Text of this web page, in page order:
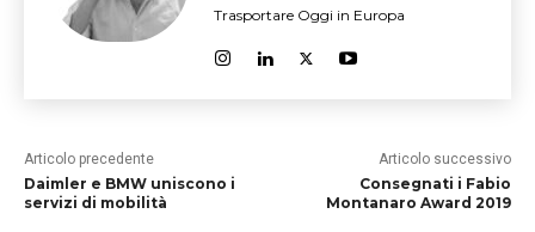
Trasportare Oggi in Europa
Articolo precedente
Daimler e BMW uniscono i
servizi di mobilità
Articolo successivo
Consegnati i Fabio
Montanaro Award 2019